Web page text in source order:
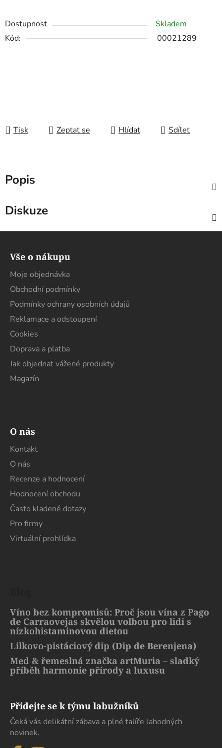
Dostupnost
Skladem
Kód:
00021289
Tisk Zeptat se Hlídat Sdílet
Popis
Diskuze
Vše o nákupu
Moje objednávka
Obchodní podmínky
Podmínky ochrany osobních údajů
Reklamace a odstoupení
Cookies
Doprava a platba
Jak objednat vážené produkty
Magazín
O nás
Kontakt
O nás
Recenze a hodnocení
Hodnocení obchodu
Často kladené dotazy
Pro firmy
Virtuální prohlídka
Víno bez kompromisů: Proč jsou vína z Pago
de Carraovejas skvělou volbou pro lidi s
nízkohistaminovou dietou
Lilkovo-pistáciový dip (Dip de Berenjena)
Med & řemeslná značka artMuria – sladký
příběh harmonie přírody a luxusu
Přidejte se k týmu labužníků
Čeká vás delikátní zábava a plné talíře lahodných
novinek.